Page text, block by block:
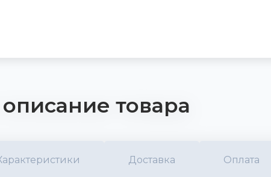
товара
Доставка Оплата